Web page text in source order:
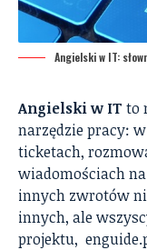
Angielski w IT:
Angielski w IT to
narzędzie pracy:
ticketach,
wiadomościach
innych zwrotów
innych, ale
projektu,